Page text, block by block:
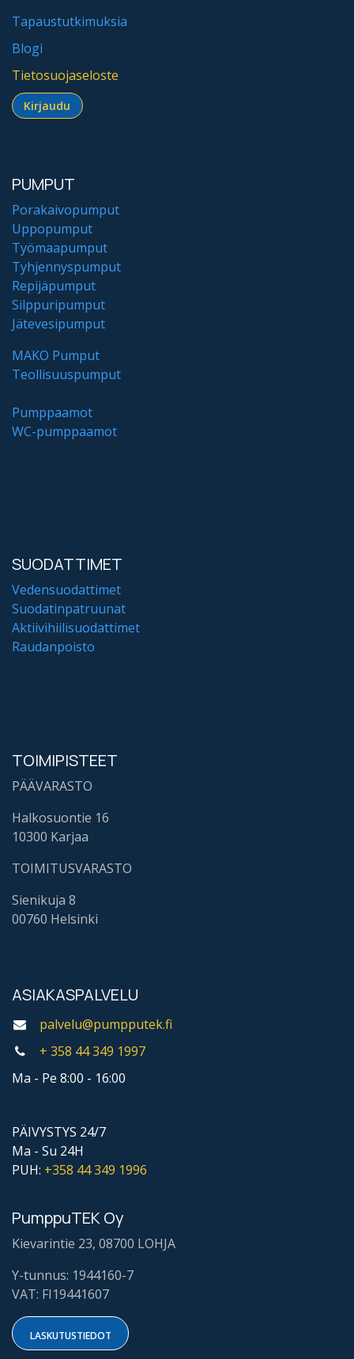
Tapaustutkimuksia
Blogi
Tietosuojaseloste
Kirjaudu​​​​​​
PUMPUT
Porakaivopumput
Uppopumput
Työmaapumput
Tyhjennyspumput
Repijäpumput
Silppuripumput
Jätevesipumput
MAKO Pumput
Teollisuuspumput
Pumppaamot
WC-pumppaamot
SUODATTIMET
Vedensuodattimet
Suodatinpatruunat
Aktiivihiilisuodattimet
Raudanpoisto
TOIMIPISTEET
PÄÄVARASTO
Halkosuontie 16
10300 Karjaa
TOIMITUSVARASTO
Sienikuja 8
00760 Helsinki
ASIAKASPALVELU
palvelu@pumpputek.fi
+ 358 44 349 1997
Ma - Pe 8:00 - 16:00
PÄIVYSTYS 24/7
Ma - Su 24H
PUH: +358 44349 1996
PumppuTEK Oy
Kievarintie 23, 08700 LOHJA
Y-tunnus: 1944160-7
VAT: FI19441607
LASKUTUSTIE​​DOT​​